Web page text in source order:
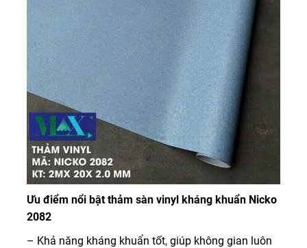
Ưu điểm nổi bật thảm sàn vinyl kháng khuẩn Nicko
2082
– Khả năng kháng khuẩn tốt, giúp không gian luôn